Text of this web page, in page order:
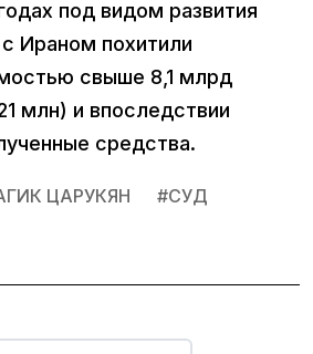
под видом развития
Ираном похитили
свыше 8,1 млрд
млн) и впоследствии
средства.
ЦАРУКЯН #СУД